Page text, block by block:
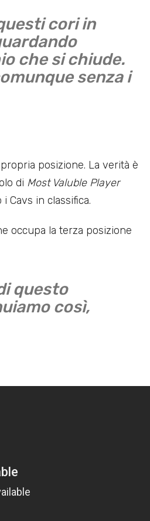
cori in
che si chiude.
senza i
posizione. La verità è
di Most Valuble Player
Cavs in classifica.
occupa la terza posizione
questo
così,